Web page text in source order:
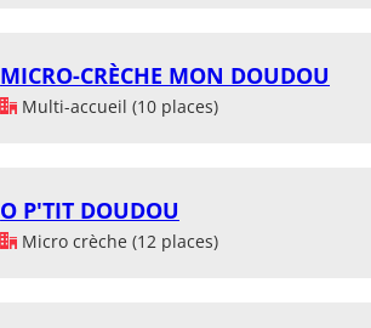
MICRO-CRÈCHE MON DOUDOU
Multi-accueil (10 places)
O P'TIT DOUDOU
Micro crèche (12 places)